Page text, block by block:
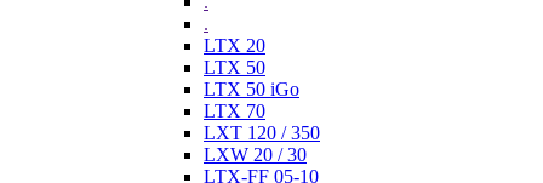
.
LTX 20
LTX 50
LTX 50 iGo
LTX 70
LXT 120 / 350
LXW 20 / 30
LTX-FF 05-10